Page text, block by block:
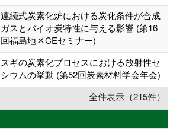
連続式炭素化炉における炭化条件が合成
ガスとバイオ炭特性に与える影響 (第16
回福島地区CEセミナー)
スギの炭素化プロセスにおける放射性セ
シウムの挙動 (第52回炭素材料学会年会)
全件表示（215件）